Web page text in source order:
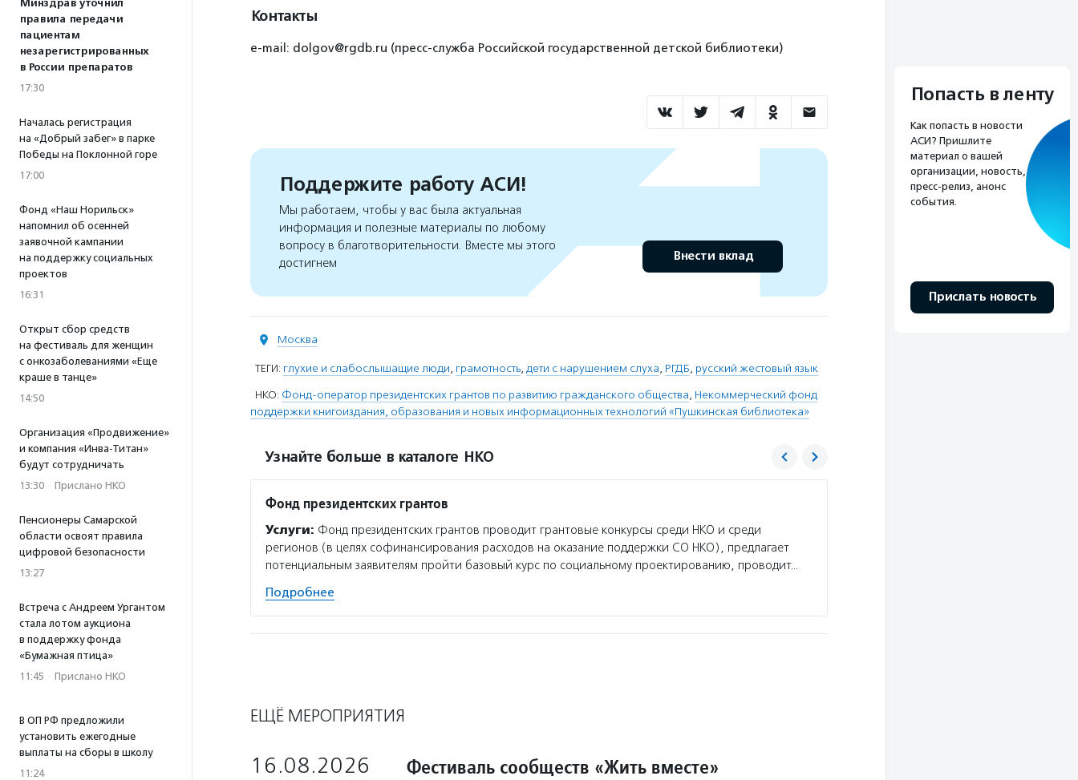
Минздрав уточнил
правила передачи
пациентам
незарегистрированных
в России препаратов
17:30
Началась регистрация
на «Добрый забег» в парке
Победы на Поклонной горе
17:00
Фонд «Наш Норильск»
напомнил об осенней
заявочной кампании
на поддержку социальных
проектов
16:31
Открыт сбор средств
на фестиваль для женщин
с онкозаболеваниями «Еще
краше в танце»
14:50
Организация «Продвижение»
и компания «Инва-Титан»
будут сотрудничать
13:30 · Прислано НКО
Пенсионеры Самарской
области освоят правила
цифровой безопасности
13:27
Встреча с Андреем Ургантом
стала лотом аукциона
в поддержку фонда
«Бумажная птица»
11:45 · Прислано НКО
В ОП РФ предложили
установить ежегодные
выплаты на сборы в школу
11:24
Контакты
e-mail: dolgov@rgdb.ru (пресс-служба Российской государственной детской библиотеки)
Поддержите работу АСИ!
Мы работаем, чтобы у вас была актуальная
информация и полезные материалы по любому
вопросу в благотворительности. Вместе мы этого
достигнем
Внести вклад
Москва
ТЕГИ: глухие и слабослышащие люди, грамотность, дети с нарушением слуха, РГДБ, русский жестовый язык
НКО: Фонд-оператор президентских грантов по развитию гражданского общества, Некоммерческий фонд
поддержки книгоиздания, образования и новых информационных технологий «Пушкинская библиотека»
Узнайте больше в каталоге НКО
Фонд президентских грантов
Услуги: Фонд президентских грантов проводит грантовые конкурсы среди НКО и среди
регионов (в целях софинансирования расходов на оказание поддержки СО НКО), предлагает
потенциальным заявителям пройти базовый курс по социальному проектированию, проводит…
Подробнее
ЕЩЁ МЕРОПРИЯТИЯ
16.08.2026 Фестиваль сообществ «Жить вместе»
Попасть в ленту
Как попасть в новости
АСИ? Пришлите
материал о вашей
организации, новость,
пресс-релиз, анонс
события.
Прислать новость